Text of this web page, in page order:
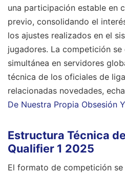
una participación estable en
previo, consolidando el
los ajustes realizados en el
jugadores. La competición
simultánea en servidores
técnica de los oficiales de
relacionadas novedades,
De Nuestra Propia Obsesión
Estructura Técnica
Qualifier 1 2025
El formato de competición